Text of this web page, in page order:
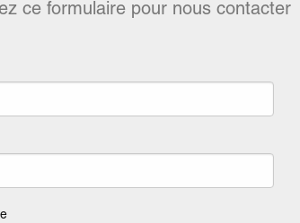
ce formulaire pour nous contacter